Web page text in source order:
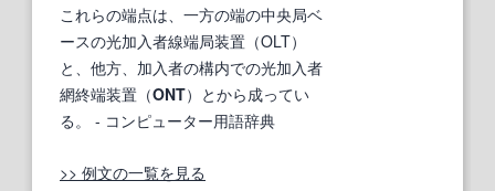
これらの端点は、一方の端の中央局ベ
ースの光加入者線端局装置（OLT）
と、他方、加入者の構内での光加入者
網終端装置（ONT）とから成ってい
る。
- コンピューター用語辞典
>> 例文の一覧を見る